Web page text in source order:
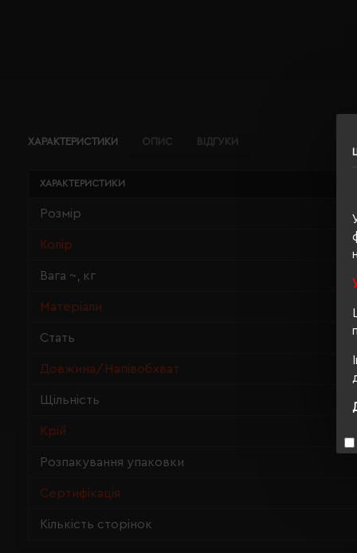
ХАРАКТЕРИСТИКИ ОПИС ВІДГУКИ
ХАРАКТЕРИСТИКИ
Розмір
Колір
Вага ~, кг
Матеріали
Стать
Довжина/Напівобхват
Щільність
Крій
Розпакування упаковки
Сертифікація
Кількість сторінок